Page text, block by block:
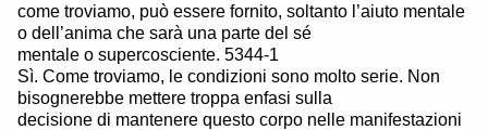
come troviamo, può essere fornito, soltanto l’aiuto mentale
o dell’anima che sarà una parte del sé
mentale o supercosciente. 5344-1
Sì. Come troviamo, le condizioni sono molto serie. Non
bisognerebbe mettere troppa enfasi sulla
decisione di mantenere questo corpo nelle manifestazioni